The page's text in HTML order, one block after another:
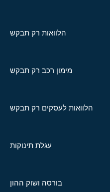
הלוואות רק תבקש
מימון רכב רק תבקש
הלוואות לעסקים רק תבקש
עגלת תינוקות
בורסה ושוק ההון